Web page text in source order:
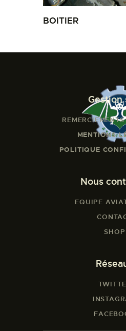
BOITIER
Gestion
MENTIONS
POLITIQUE
Nous
EQUIPE
SHOP